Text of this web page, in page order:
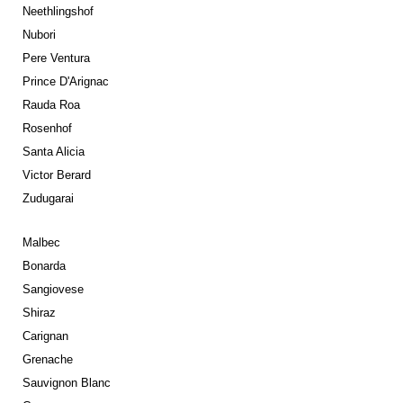
Neethlingshof
Nubori
Pere Ventura
Prince D'Arignac
Rauda Roa
Rosenhof
Santa Alicia
Victor Berard
Zudugarai
Malbec
Bonarda
Sangiovese
Shiraz
Carignan
Grenache
Sauvignon Blanc